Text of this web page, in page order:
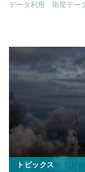
データ利用 衛星デー
トピックス